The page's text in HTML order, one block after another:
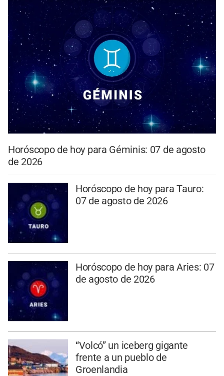
Horóscopo de hoy para Géminis: 07 de agosto
de 2026
Horóscopo de hoy para Tauro:
07 de agosto de 2026
Horóscopo de hoy para Aries: 07
de agosto de 2026
“Volcó” un iceberg gigante
frente a un pueblo de
Groenlandia